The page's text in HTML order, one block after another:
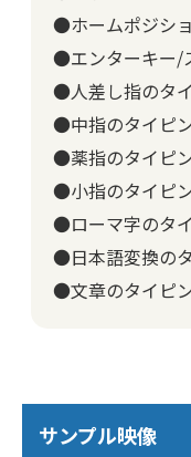
●ホームポジシ
●エンターキー/
●人差し指のタ
●中指のタイピ
●薬指のタイピ
●小指のタイピ
●ローマ字のタ
●日本語変換の
●文章のタイピ
サンプル映像